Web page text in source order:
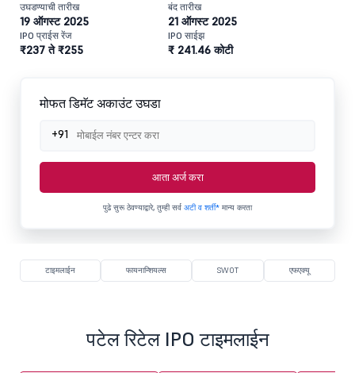
उघडण्याची तारीख
19 ऑगस्ट 2025
बंद तारीख
21 ऑगस्ट 2025
IPO प्राईस रेंज
₹237 ते ₹255
IPO साईझ
₹ 241.46 कोटी
मोफत डिमॅट अकाउंट उघडा
+91
आता अर्ज करा
पुढे सुरू ठेवण्याद्वारे, तुम्ही सर्व अटी व शर्ती* मान्य करता
टाइमलाईन फायनान्शियल्स SWOT एफएक्यू
पटेल रिटेल IPO टाइमलाईन